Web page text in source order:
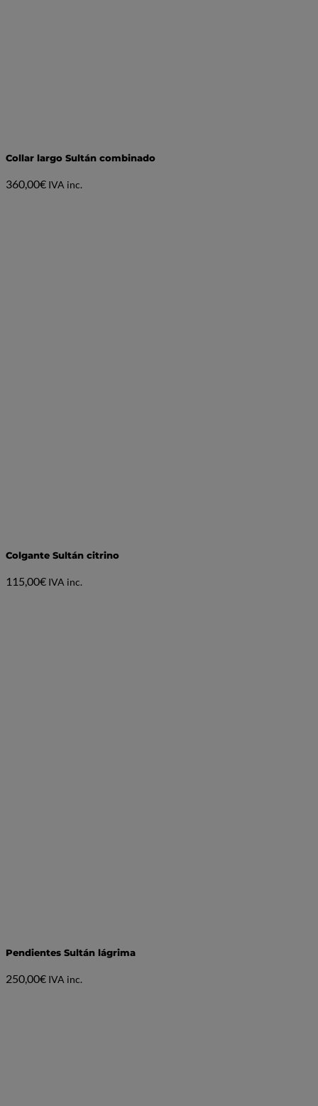
Collar largo Sultán combinado
360,00€ IVA inc.
Colgante Sultán citrino
115,00€ IVA inc.
Pendientes Sultán lágrima
250,00€ IVA inc.